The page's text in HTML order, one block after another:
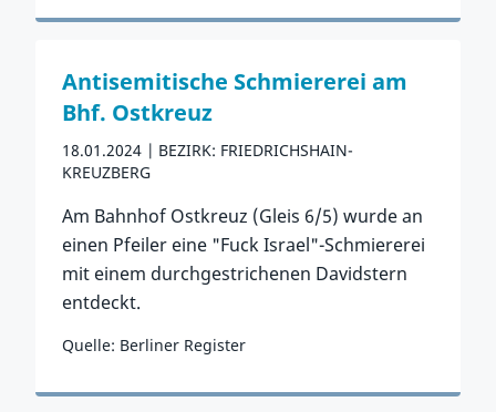
Zum Vorfall
Antisemitische Schmiererei am
Bhf. Ostkreuz
18.01.2024
BEZIRK: FRIEDRICHSHAIN-
KREUZBERG
Am Bahnhof Ostkreuz (Gleis 6/5) wurde an
einen Pfeiler eine "Fuck Israel"-Schmiererei
mit einem durchgestrichenen Davidstern
entdeckt.
Quelle: Berliner Register
Zum Vorfall